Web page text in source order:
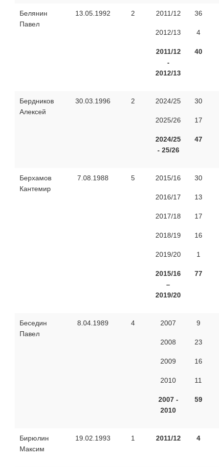
Белянин
Павел
13.05.1992 2 2011/12
2012/13
2011/12
-
2012/13
36
4
40
Бердников
Алексей
30.03.1996 2 2024/25
2025/26
2024/25
- 25/26
30
17
47
Берхамов
Кантемир
7.08.1988 5 2015/16
2016/17
2017/18
2018/19
2019/20
2015/16
–
2019/20
30
13
17
16
1
77
Беседин
Павел
8.04.1989 4 2007
2008
2009
2010
2007 -
2010
9
23
16
11
59
Бирюлин
Максим
19.02.1993 1 2011/12 4